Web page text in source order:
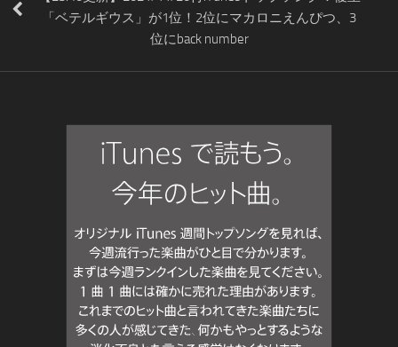
「ベテルギウス」が1位！2位にマカロニえんぴつ、3
位にback number